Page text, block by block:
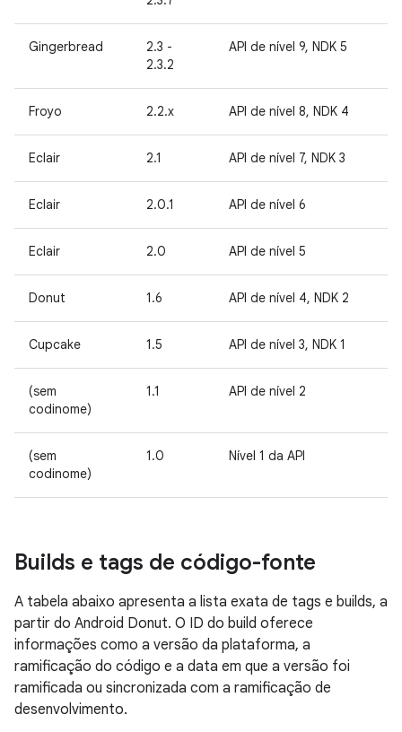
Gingerbread
2.3 -
2.3.2
API de nível 9, NDK 5
Froyo 2.2.x API de nível 8, NDK 4
Eclair 2.1 API de nível 7, NDK 3
Eclair 2.0.1 API de nível 6
Eclair 2.0 API de nível 5
Donut 1.6 API de nível 4, NDK 2
Cupcake 1.5 API de nível 3, NDK 1
(sem
codinome)
1.1 API de nível 2
(sem
codinome)
1.0 Nível 1 da API
Builds e tags de código-fonte
A tabela abaixo apresenta a lista exata de tags e builds, a
partir do Android Donut. O ID do build oferece
informações como a versão da plataforma, a
ramificação do código e a data em que a versão foi
ramificada ou sincronizada com a ramificação de
desenvolvimento.